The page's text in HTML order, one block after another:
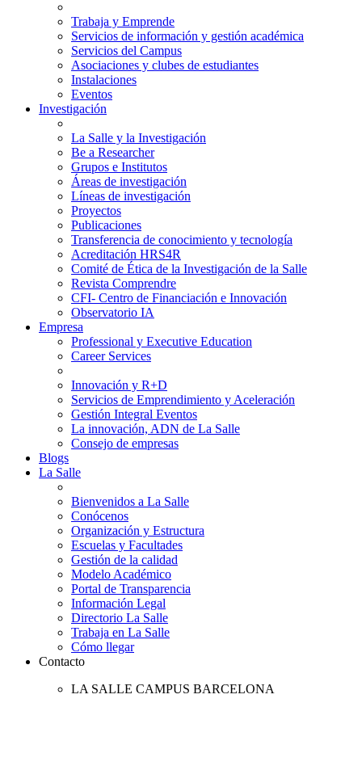
Trabaja y Emprende
Servicios de información y gestión académica
Servicios del Campus
Asociaciones y clubes de estudiantes
Instalaciones
Eventos
Investigación
La Salle y la Investigación
Be a Researcher
Grupos e Institutos
Áreas de investigación
Líneas de investigación
Proyectos
Publicaciones
Transferencia de conocimiento y tecnología
Acreditación HRS4R
Comité de Ética de la Investigación de la Salle
Revista Comprendre
CFI- Centro de Financiación e Innovación
Observatorio IA
Empresa
Professional y Executive Education
Career Services
Innovación y R+D
Servicios de Emprendimiento y Aceleración
Gestión Integral Eventos
La innovación, ADN de La Salle
Consejo de empresas
Blogs
La Salle
Bienvenidos a La Salle
Conócenos
Organización y Estructura
Escuelas y Facultades
Gestión de la calidad
Modelo Académico
Portal de Transparencia
Información Legal
Directorio La Salle
Trabaja en La Salle
Cómo llegar
Contacto
LA SALLE CAMPUS BARCELONA